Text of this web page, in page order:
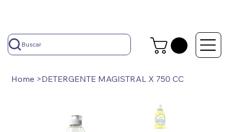
Buscar
Home >DETERGENTE MAGISTRAL X 750 CC